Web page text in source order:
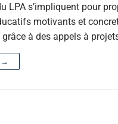
LPA s’impliquent pour
motivants et
à des appels à
→